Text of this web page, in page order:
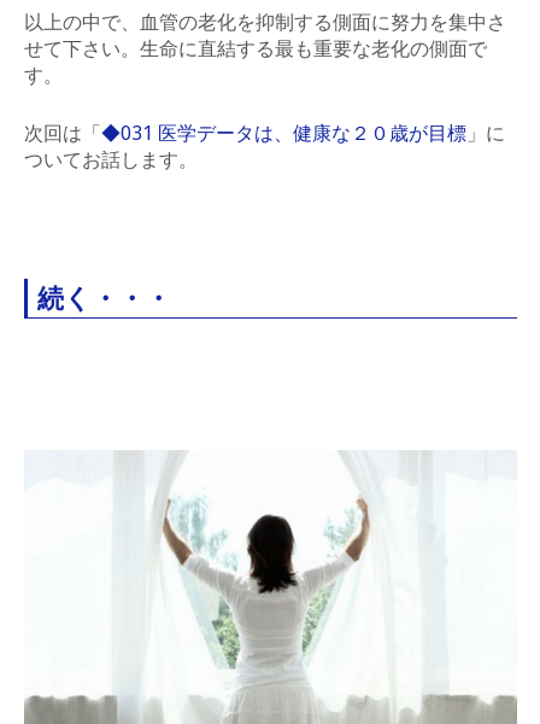
以上の中で、血管の老化を抑制する側面に努力を集中さ
せて下さい。生命に直結する最も重要な老化の側面で
す。
次回は「◆031 医学データは、健康な２０歳が目標」に
ついてお話します。
続く・・・